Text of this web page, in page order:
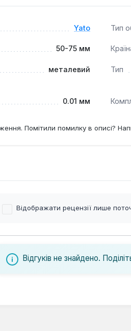
Yato Тип
50-75 мм
металевий Тип
0.01 мм
Помітили помилку в описі?
Відображати рецензії лише
Відгуків не знайдено.